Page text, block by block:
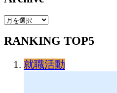
Archive
RANKING TOP5
就職活動